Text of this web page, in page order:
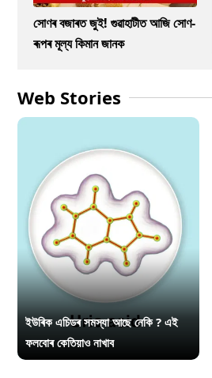
সোণৰ বজাৰত জুই! গুৱাহাটীত আজি সোণ-
ৰূপৰ মূল্য কিমান জানক
Web Stories
ইউৰিক এচিডৰ সমস্যা আছে নেকি ? এই
ফলবোৰ কেতিয়াও নাখাব